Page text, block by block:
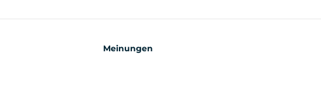
Meinungen